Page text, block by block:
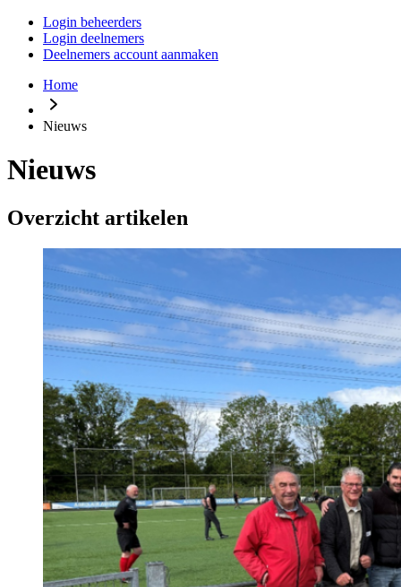
Login beheerders
Login deelnemers
Deelnemers account aanmaken
Home
Nieuws
Nieuws
Overzicht artikelen